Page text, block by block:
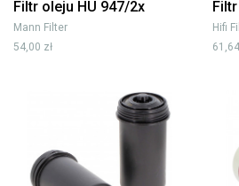
Filtr oleju HU 947/2x
Mann Filter
54,00 zł
Hifi